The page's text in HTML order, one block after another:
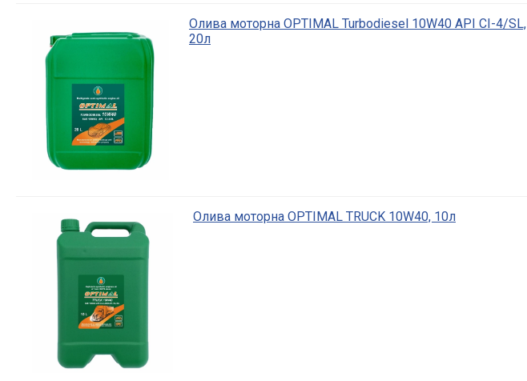
Олива моторна OPTIMAL Turbodiesel 10W40 API CI-4/SL,
20л
Олива моторна OPTIMAL TRUCK 10W40, 10л